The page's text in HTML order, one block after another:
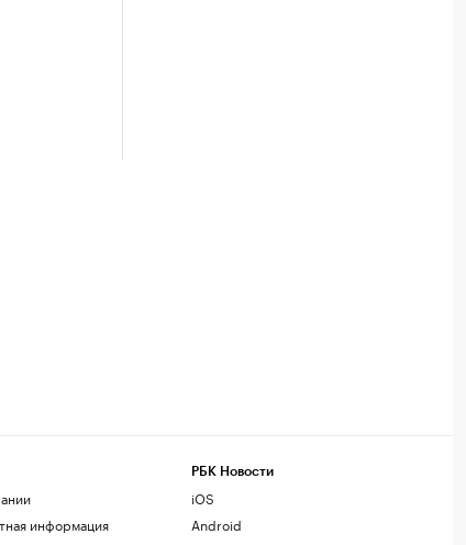
информация
РБК Новости
iOS
Android